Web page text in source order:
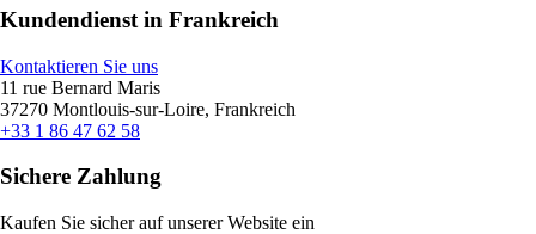
Kundendienst in Frankreich
Kontaktieren Sie uns
11 rue Bernard Maris
37270 Montlouis-sur-Loire, Frankreich
+33 1 86 47 62 58
Sichere Zahlung
Kaufen Sie sicher auf unserer Website ein